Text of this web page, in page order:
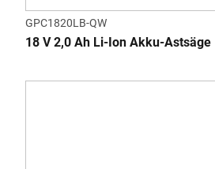
GPC1820LB-QW
18 V 2,0 Ah Li-Ion Akku-Astsäge